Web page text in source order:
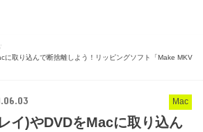
ーshojiの独り言
に取り込んで断捨離しよう！リッピングソフト「Make MKV
Mac
イ)やDVDをMacに取り込ん